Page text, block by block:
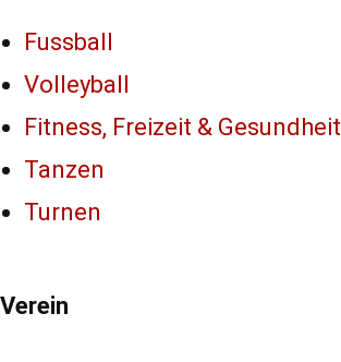
Fussball
Volleyball
Fitness, Freizeit & Gesundheit
Tanzen
Turnen
Verein